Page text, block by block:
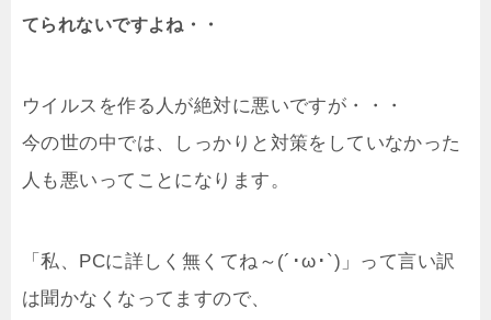
てられないですよね・・
ウイルスを作る人が絶対に悪いですが・・・
今の世の中では、しっかりと対策をしていなかった
人も悪いってことになります。
「私、PCに詳しく無くてね～(´･ω･`)」って言い訳
は聞かなくなってますので、